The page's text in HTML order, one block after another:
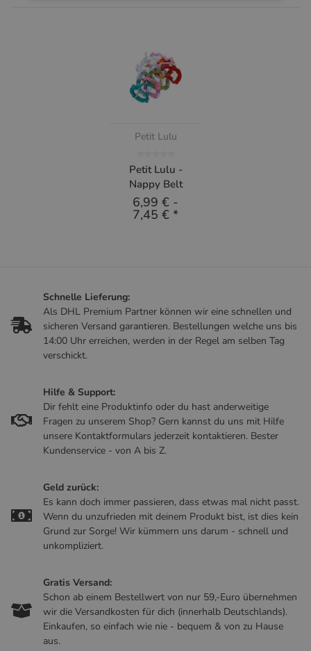
Petit Lulu
Petit Lulu -
Nappy Belt
6,99 € -
7,45 € *
Schnelle Lieferung:
Als DHL Premium Partner können wir eine schnellen und
sicheren Versand garantieren. Bestellungen welche uns bis
14:00 Uhr erreichen, werden in der Regel am selben Tag
verschickt.
Hilfe & Support:
Dir fehlt eine Produktinfo oder du hast anderweitige
Fragen zu unserem Shop? Gern kannst du uns mit Hilfe
unsere Kontaktformulars jederzeit kontaktieren. Bester
Kundenservice - von A bis Z.
Geld zurück:
Es kann doch immer passieren, dass etwas mal nicht passt.
Wenn du unzufrieden mit deinem Produkt bist, ist dies kein
Grund zur Sorge! Wir kümmern uns darum - schnell und
unkompliziert.
Gratis Versand:
Schon ab einem Bestellwert von nur 59,-Euro übernehmen
wir die Versandkosten für dich (innerhalb Deutschlands).
Einkaufen, so einfach wie nie - bequem & von zu Hause
aus.